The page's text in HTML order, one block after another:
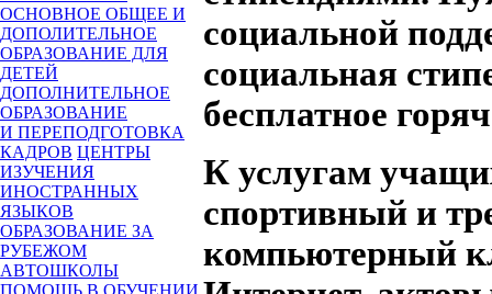
ОСНОВНОЕ ОБЩЕЕ И
ДОПОЛИТЕЛЬНОЕ
ОБРАЗОВАНИЕ ДЛЯ
ДЕТЕЙ
ДОПОЛНИТЕЛЬНОЕ
ОБРАЗОВАНИЕ
И ПЕРЕПОДГОТОВКА
КАДРОВ ЦЕНТРЫ
ИЗУЧЕНИЯ
ИНОСТРАННЫХ
ЯЗЫКОВ
ОБРАЗОВАНИЕ ЗА
РУБЕЖОМ
АВТОШКОЛЫ
ПОМОЩЬ В ОБУЧЕНИИ
социальной
социальная
бесплатное
К услугам
спортивный и
компьютерный